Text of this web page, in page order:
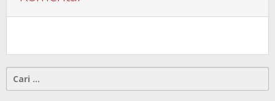
untuk: